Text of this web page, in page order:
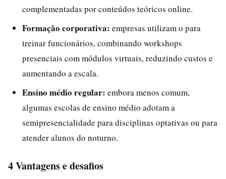
complementadas por conteúdos teóricos online.
Formação corporativa: empresas utilizam o para
treinar funcionários, combinando workshops
presenciais com módulos virtuais, reduzindo custos e
aumentando a escala.
Ensino médio regular: embora menos comum,
algumas escolas de ensino médio adotam a
semipresencialidade para disciplinas optativas ou para
atender alunos do noturno.
4 Vantagens e desafios